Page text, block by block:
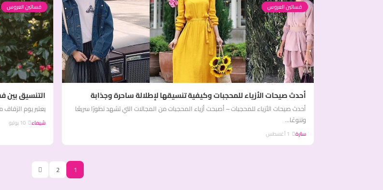
فساتين العروس
أحدث صيحات الأزياء للمحجبات وكيفية تنسيقها لإطلالة ساحرة وجذابة
أحدث صيحات الأزياء للمحجبات – أصبحت أزياء المحجبات من المجالات التي تشهد تطورًا سريعًا
وتنوعًا...
سارة
فساتين العروس
التنسيق بين
يعتبر يوم
شيماء
1
2